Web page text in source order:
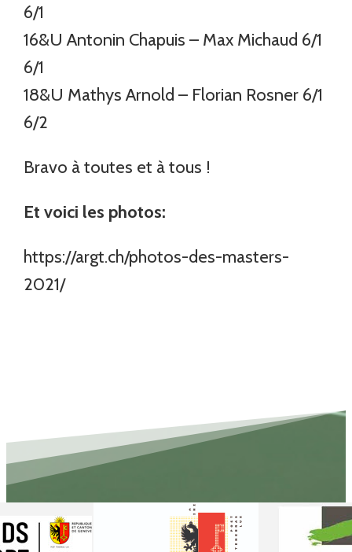
6/1
16&U Antonin Chapuis – Max Michaud 6/1
6/1
18&U Mathys Arnold – Florian Rosner 6/1
6/2
Bravo à toutes et à tous !
Et voici les photos:
https://argt.ch/photos-des-masters-
2021/